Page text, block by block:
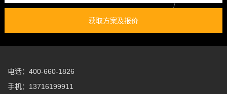
获取方案及报价
电话：400-660-1826
手机：13716199911